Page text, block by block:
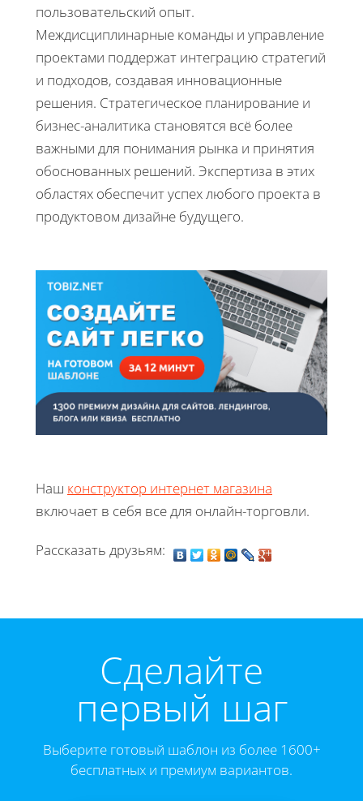
пользовательский опыт.
Междисциплинарные команды и управление
проектами поддержат интеграцию стратегий
и подходов, создавая инновационные
решения. Стратегическое планирование и
бизнес-аналитика становятся всё более
важными для понимания рынка и принятия
обоснованных решений. Экспертиза в этих
областях обеспечит успех любого проекта в
продуктовом дизайне будущего.
Наш конструктор интернет магазина
включает в себя все для онлайн-торговли.
Рассказать друзьям:
Cделайте
первый шаг
Выберите готовый шаблон из более 1600+
бесплатных и премиум вариантов.